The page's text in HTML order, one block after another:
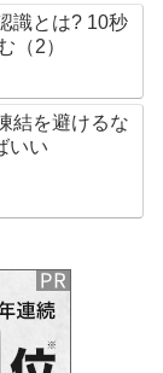
識とは? 10秒
（2）
結を避けるな
いい